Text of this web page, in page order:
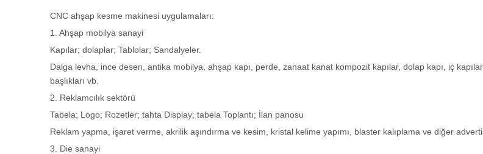
CNC ahşap kesme makinesi uygulamaları:
1. Ahşap mobilya sanayi
Kapılar; dolaplar; Tablolar; Sandalyeler.
Dalga levha, ince desen, antika mobilya, ahşap kapı, perde, zanaat kanat kompozit kapılar, dolap kapı, iç
başlıkları vb.
2. Reklamcılık sektörü
Tabela; Logo; Rozetler; tahta Display; tabela Toplantı; İlan panosu
Reklam yapma, işaret verme, akrilik aşındırma ve kesim, kristal kelime yapımı, blaster kalıplama ve diğer
3. Die sanayi